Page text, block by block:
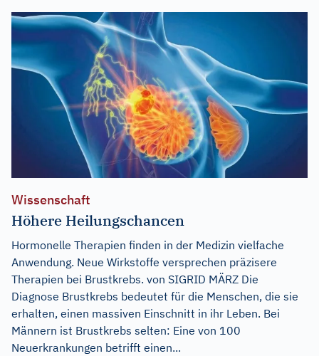
Wissenschaft
Höhere Heilungschancen
Hormonelle Therapien finden in der Medizin vielfache
Anwendung. Neue Wirkstoffe versprechen präzisere
Therapien bei Brustkrebs. von SIGRID MÄRZ Die
Diagnose Brustkrebs bedeutet für die Menschen, die sie
erhalten, einen massiven Einschnitt in ihr Leben. Bei
Männern ist Brustkrebs selten: Eine von 100
Neuerkrankungen betrifft einen...